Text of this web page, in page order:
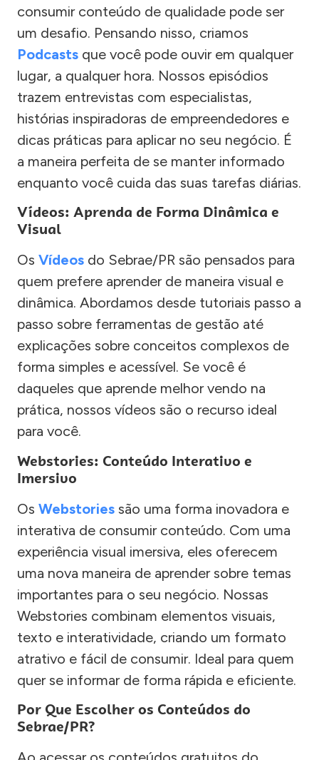
consumir conteúdo de qualidade pode ser
um desafio. Pensando nisso, criamos
Podcasts que você pode ouvir em qualquer
lugar, a qualquer hora. Nossos episódios
trazem entrevistas com especialistas,
histórias inspiradoras de empreendedores e
dicas práticas para aplicar no seu negócio. É
a maneira perfeita de se manter informado
enquanto você cuida das suas tarefas diárias.
Vídeos: Aprenda de Forma Dinâmica e
Visual
Os Vídeos do Sebrae/PR são pensados para
quem prefere aprender de maneira visual e
dinâmica. Abordamos desde tutoriais passo a
passo sobre ferramentas de gestão até
explicações sobre conceitos complexos de
forma simples e acessível. Se você é
daqueles que aprende melhor vendo na
prática, nossos vídeos são o recurso ideal
para você.
Webstories: Conteúdo Interativo e
Imersivo
Os Webstories são uma forma inovadora e
interativa de consumir conteúdo. Com uma
experiência visual imersiva, eles oferecem
uma nova maneira de aprender sobre temas
importantes para o seu negócio. Nossas
Webstories combinam elementos visuais,
texto e interatividade, criando um formato
atrativo e fácil de consumir. Ideal para quem
quer se informar de forma rápida e eficiente.
Por Que Escolher os Conteúdos do
Sebrae/PR?